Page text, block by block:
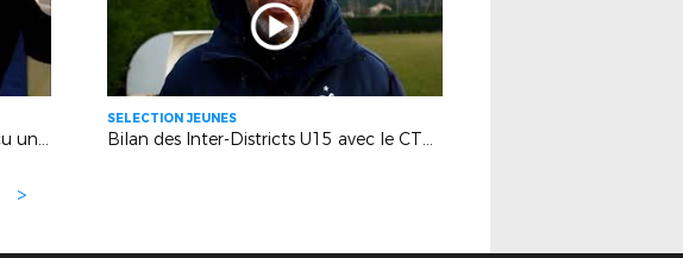
Christian Agostini : "Gémenos a vécu une belle aventure de Coupe de France"
SELECTION JEUNES
Bilan des Inter-Districts U15 avec le CTR Laurent Lauzun
>